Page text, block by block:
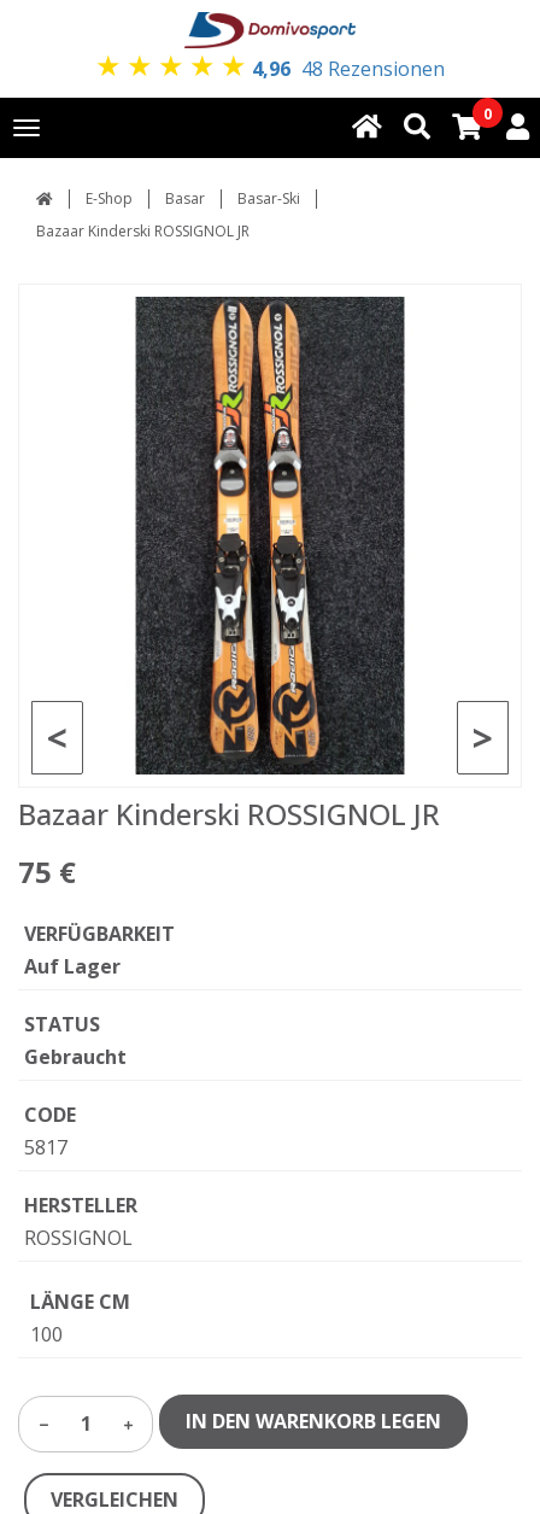
★ ★ ★ ★ ★ 4,96 48 Rezensionen
Toggle
navigation
0
E-Shop Basar
Basar-Ski
Bazaar Kinderski ROSSIGNOL JR
>
<
Bazaar Kinderski ROSSIGNOL JR
75 €
VERFÜGBARKEIT
Auf Lager
STATUS
Gebraucht
CODE
5817
HERSTELLER
ROSSIGNOL
LÄNGE CM
100
1 IN DEN WARENKORB LEGEN
VERGLEICHEN